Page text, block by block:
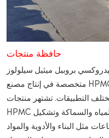
حافظة منتجات
متخصصة في إنتاج مصنع HPMC ، وتقدم مجموعة واسعة من
التطبيقات. تشتهر منتجات
HPMC بخصائصها الممتازة للاحتفاظ بالمياه والسماكة وتشكيل
مثل البناء والأدوية والمواد